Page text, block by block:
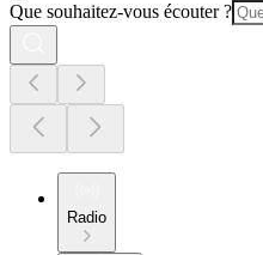
Que souhaitez-vous écouter ?
Radio